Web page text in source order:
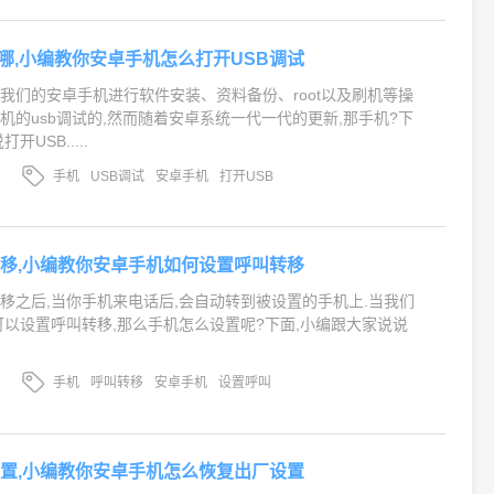
,小编教你安卓手机怎么打开USB调试
们的安卓手机进行软件安装、资料备份、root以及刷机等操
的usb调试的,然而随着安卓系统一代一代的更新,那手机?下
开USB.....
手机 USB调试 安卓手机 打开USB
,小编教你安卓手机如何设置呼叫转移
之后,当你手机来电话后,会自动转到被设置的手机上.当我们
设置呼叫转移,那么手机怎么设置呢?下面,小编跟大家说说
手机 呼叫转移 安卓手机 设置呼叫
,小编教你安卓手机怎么恢复出厂设置